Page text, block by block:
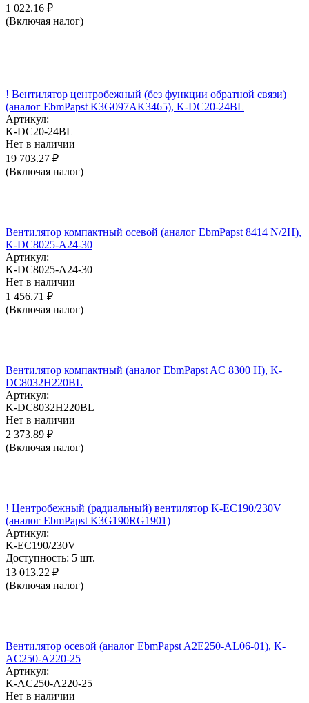
1 022.16 ₽
(Включая налог)
! Вентилятор центробежный (без функции обратной связи)
(аналог EbmPapst K3G097AK3465), K-DC20-24BL
Артикул:
K-DC20-24BL
Нет в наличии
19 703.27 ₽
(Включая налог)
Вентилятор компактный осевой (аналог EbmPapst 8414 N/2H),
K-DC8025-A24-30
Артикул:
K-DC8025-A24-30
Нет в наличии
1 456.71 ₽
(Включая налог)
Вентилятор компактный (аналог EbmPapst AC 8300 H), K-
DC8032H220BL
Артикул:
K-DC8032H220BL
Нет в наличии
2 373.89 ₽
(Включая налог)
! Центробежный (радиальный) вентилятор K-EC190/230V
(аналог EbmPapst K3G190RG1901)
Артикул:
K-EC190/230V
Доступность: 5 шт.
13 013.22 ₽
(Включая налог)
Вентилятор осевой (аналог EbmPapst A2E250-AL06-01), K-
AC250-A220-25
Артикул:
K-AC250-A220-25
Нет в наличии